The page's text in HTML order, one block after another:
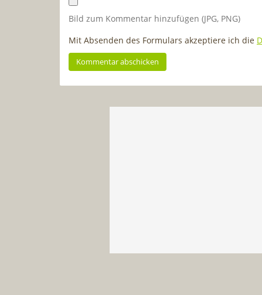
Bild zum Kommentar hinzufügen (JPG, PNG)
Mit Absenden des Formulars akzeptiere ich die